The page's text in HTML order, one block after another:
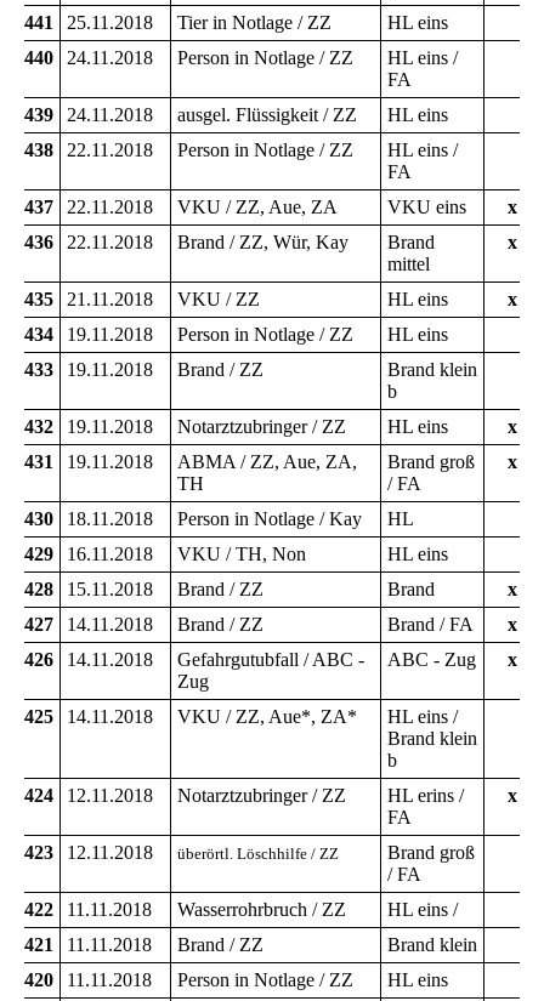
441 25.11.2018 Tier in Notlage / ZZ
HL eins
440
24.11.2018 Person in Notlage / ZZ
HL eins /
FA
439
24.11.2018 ausgel. Flüssigkeit / ZZ
HL eins
438
22.11.2018 Person in Notlage / ZZ
HL eins /
FA
437
22.11.2018 VKU / ZZ, Aue, ZA VKU eins
x
436
22.11.2018 Brand / ZZ, Wür, Kay
Brand
mittel
x
435 21.11.2018 VKU / ZZ HL eins
x
434
19.11.2018 Person in Notlage / ZZ
HL eins
433
19.11.2018 Brand / ZZ
Brand klein
b
432
19.11.2018 Notarztzubringer / ZZ HL eins
x
431
19.11.2018
ABMA / ZZ, Aue, ZA,
TH
Brand groß
/ FA
x
430 18.11.2018 Person in Notlage / Kay
HL
429
16.11.2018 VKU / TH, Non
HL eins
428
15.11.2018 Brand / ZZ Brand
x
427
14.11.2018 Brand / ZZ Brand / FA
x
426
14.11.2018
Gefahrgutubfall / ABC -
Zug
ABC - Zug x
425 14.11.2018 VKU / ZZ, Aue*, ZA*
HL eins /
Brand klein
b
424
12.11.2018 Notarztzubringer / ZZ
HL erins /
FA
x
423 12.11.2018 überörtl. Löschhilfe / ZZ
Brand groß
/ FA
422
11.11.2018 Wasserrohrbruch / ZZ
HL eins /
421
11.11.2018 Brand / ZZ
Brand klein
420
11.11.2018 Person in Notlage / ZZ
HL eins